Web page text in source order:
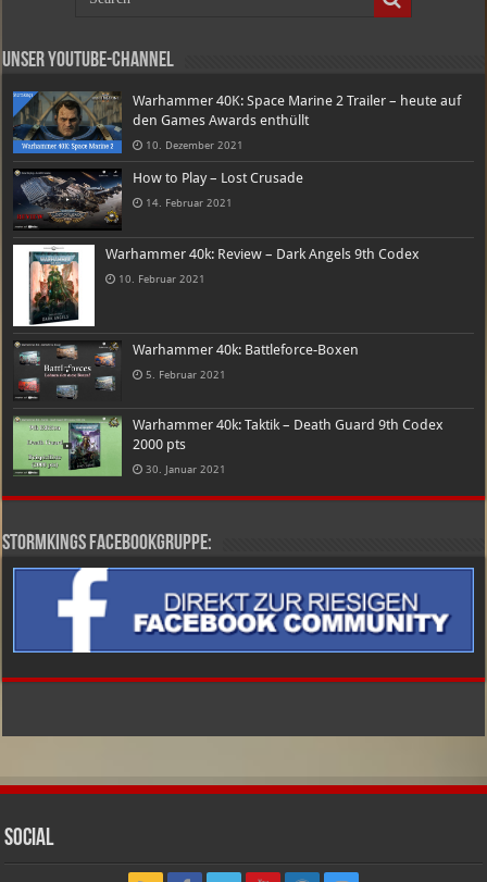
Unser Youtube-Channel
Warhammer 40K: Space Marine 2 Trailer – heute auf
den Games Awards enthüllt
10. Dezember 2021
How to Play – Lost Crusade
14. Februar 2021
Warhammer 40k: Review – Dark Angels 9th Codex
10. Februar 2021
Warhammer 40k: Battleforce-Boxen
5. Februar 2021
Warhammer 40k: Taktik – Death Guard 9th Codex
2000 pts
30. Januar 2021
Stormkings Facebookgruppe:
Social